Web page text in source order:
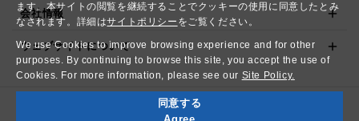
ます。本サイトの閲覧を継続することでクッキーの使用に同意したとみ
なされます。詳細はサイトポリシー をご覧ください。
We use Cookies to improve browsing experience and for other
purposes. By continuing to browse this site, you accept the use of
Cookies. For more information, please see our Site Policy.
同意する
会社情報
ウェブサイトについて
Copyright© NICHIBEI CO.,LTD. All Rights Reserved.